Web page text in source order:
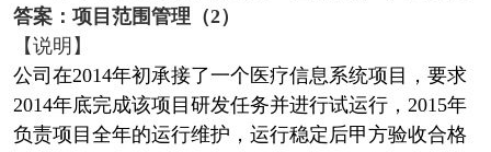
答案：项目范围管理（2）
【说明】
公司在2014年初承接了一个医疗信息系统项目，要求
2014年底完成该项目研发任务并进行试运行，2015年
负责项目全年的运行维护，运行稳定后甲方验收合格